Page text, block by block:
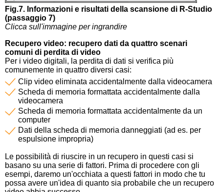
Fig.7. Informazioni e risultati della scansione di R-Studio
(passaggio 7)
Clicca sull'immagine per ingrandire
Recupero video: recupero dati da quattro scenari
comuni di perdita di video
Per i video digitali, la perdita di dati si verifica più
comunemente in quattro diversi casi:
Clip video eliminata accidentalmente dalla videocamera
Scheda di memoria formattata accidentalmente dalla
videocamera
Scheda di memoria formattata accidentalmente da un
computer
Dati della scheda di memoria danneggiati (ad es. per
espulsione impropria)
Le possibilità di riuscire in un recupero in questi casi si
basano su una serie di fattori. Prima di procedere con gli
esempi, daremo un'occhiata a questi fattori in modo che tu
possa avere un'idea di quanto sia probabile che un recupero